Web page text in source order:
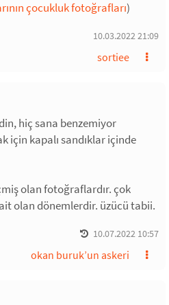
çocukluk fotoğrafları)
10.03.2022 21:09
sortiee
hiç sana benzemiyor
için kapalı sandıklar içinde
olan fotoğraflardır. çok
olan dönemlerdir. üzücü tabii.
10.07.2022 10:57
okan buruk’un askeri